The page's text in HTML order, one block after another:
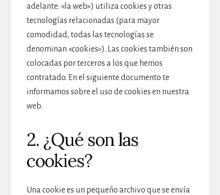
adelante: «la web») utiliza cookies y otras
tecnologías relacionadas (para mayor
comodidad, todas las tecnologías se
denominan «cookies»). Las cookies también son
colocadas por terceros a los que hemos
contratado. En el siguiente documento te
informamos sobre el uso de cookies en nuestra
web.
2. ¿Qué son las
cookies?
Una cookie es un pequeño archivo que se envía